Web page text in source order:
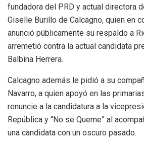
fundadora del PRD y actual directora
Giselle Burillo de Calcagno, quien en
anunció públicamente su respaldo a
arremetió contra la actual candidata
Balbina Herrera.
Calcagno además le pidió a su
Navarro, a quien apoyó en las
renuncie a la candidatura a la
República y “No se Queme” al
una candidata con un oscuro pasado.